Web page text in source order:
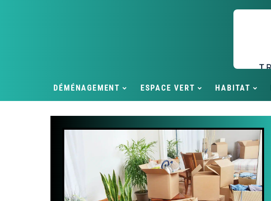
DÉMÉNAGEMENT ESPACE VERT HABITAT